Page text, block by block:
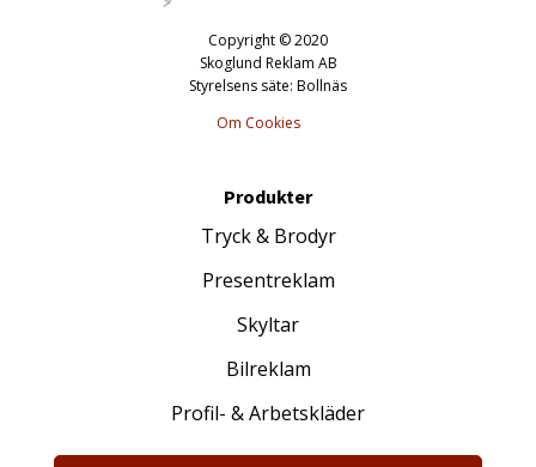
Copyright © 2020
Skoglund Reklam AB
Styrelsens säte: Bollnäs
Om Cookies
Produkter
Tryck & Brodyr
Presentreklam
Skyltar
Bilreklam
Profil- & Arbetskläder